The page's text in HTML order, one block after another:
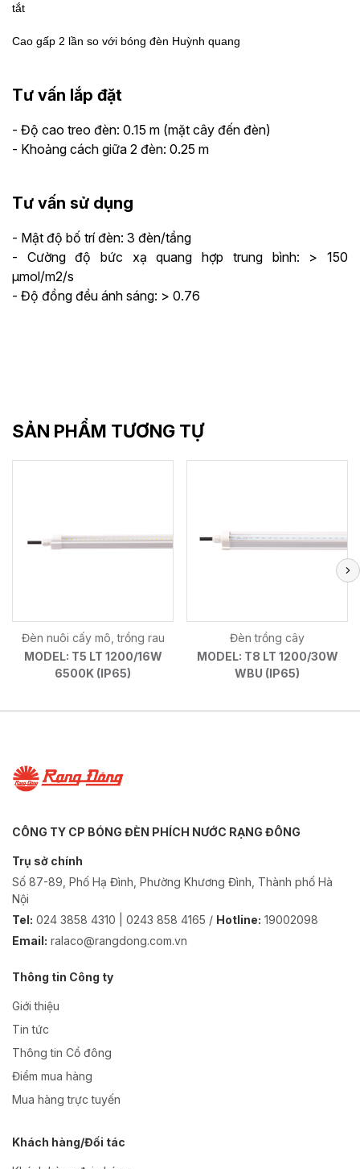
tắt
Cao gấp 2 lần so với bóng đèn Huỳnh quang
Tư vấn lắp đặt
- Độ cao treo đèn: 0.15 m (mặt cây đến đèn)
- Khoảng cách giữa 2 đèn: 0.25 m
Tư vấn sử dụng
- Mật độ bố trí đèn: 3 đèn/tầng
- Cường độ bức xạ quang hợp trung bình: > 150
µmol/m2/s
- Độ đồng đều ánh sáng: > 0.76
SẢN PHẨM TƯƠNG TỰ
Đèn nuôi cấy mô, trồng rau
MODEL: T5 LT 1200/16W
6500K (IP65)
Đèn trồng cây
MODEL: T8 LT 1200/30W
WBU (IP65)
CÔNG TY CP BÓNG ĐÈN PHÍCH NƯỚC RẠNG ĐÔNG
Trụ sở chính
Số 87-89, Phố Hạ Đình, Phường Khương Đình, Thành phố Hà
Nội
Tel: 024 3858 4310 | 0243 858 4165 / Hotline: 19002098
Email: ralaco@rangdong.com.vn
Thông tin Công ty
Giới thiệu
Tin tức
Thông tin Cổ đông
Điểm mua hàng
Mua hàng trực tuyến
Khách hàng/Đối tác